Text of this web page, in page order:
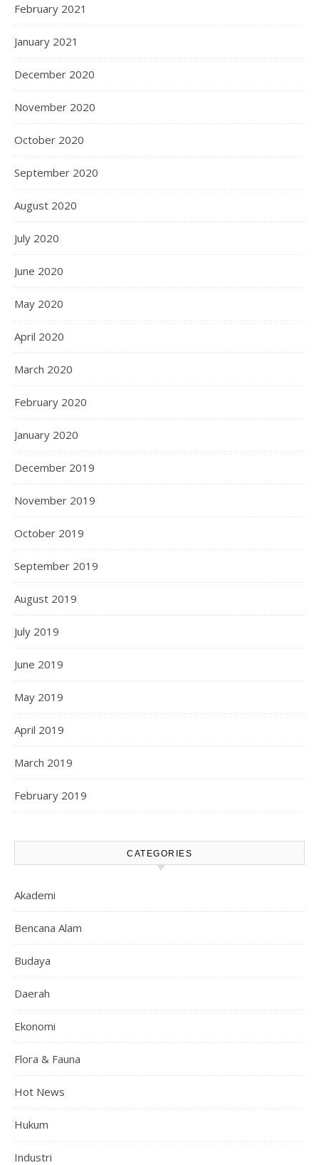
February 2021
January 2021
December 2020
November 2020
October 2020
September 2020
August 2020
July 2020
June 2020
May 2020
April 2020
March 2020
February 2020
January 2020
December 2019
November 2019
October 2019
September 2019
August 2019
July 2019
June 2019
May 2019
April 2019
March 2019
February 2019
CATEGORIES
Akademi
Bencana Alam
Budaya
Daerah
Ekonomi
Flora & Fauna
Hot News
Hukum
Industri